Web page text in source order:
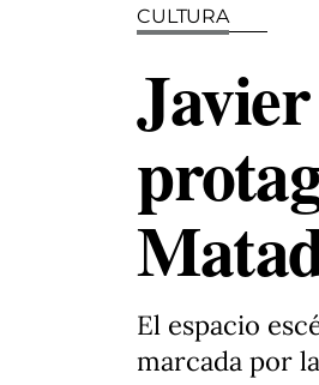
CULTURA
El espacio
marcada por